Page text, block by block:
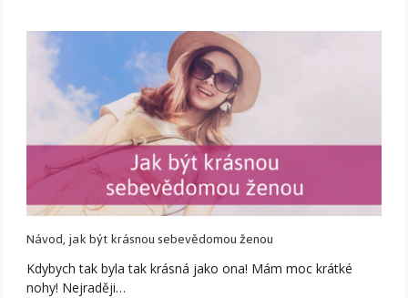
Návod, jak být krásnou sebevědomou ženou
Kdybych tak byla tak krásná jako ona! Mám moc krátké
nohy! Nejraději…